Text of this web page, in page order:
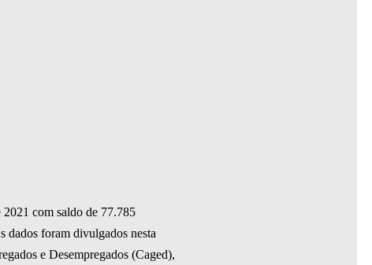
2021 com saldo de 77.785
dados foram divulgados nesta
e Desempregados (Caged),